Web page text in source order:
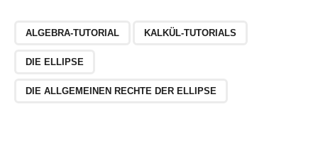
ALGEBRA-TUTORIAL KALKÜL-TUTORIALS
DIE ELLIPSE
DIE ALLGEMEINEN RECHTE DER ELLIPSE